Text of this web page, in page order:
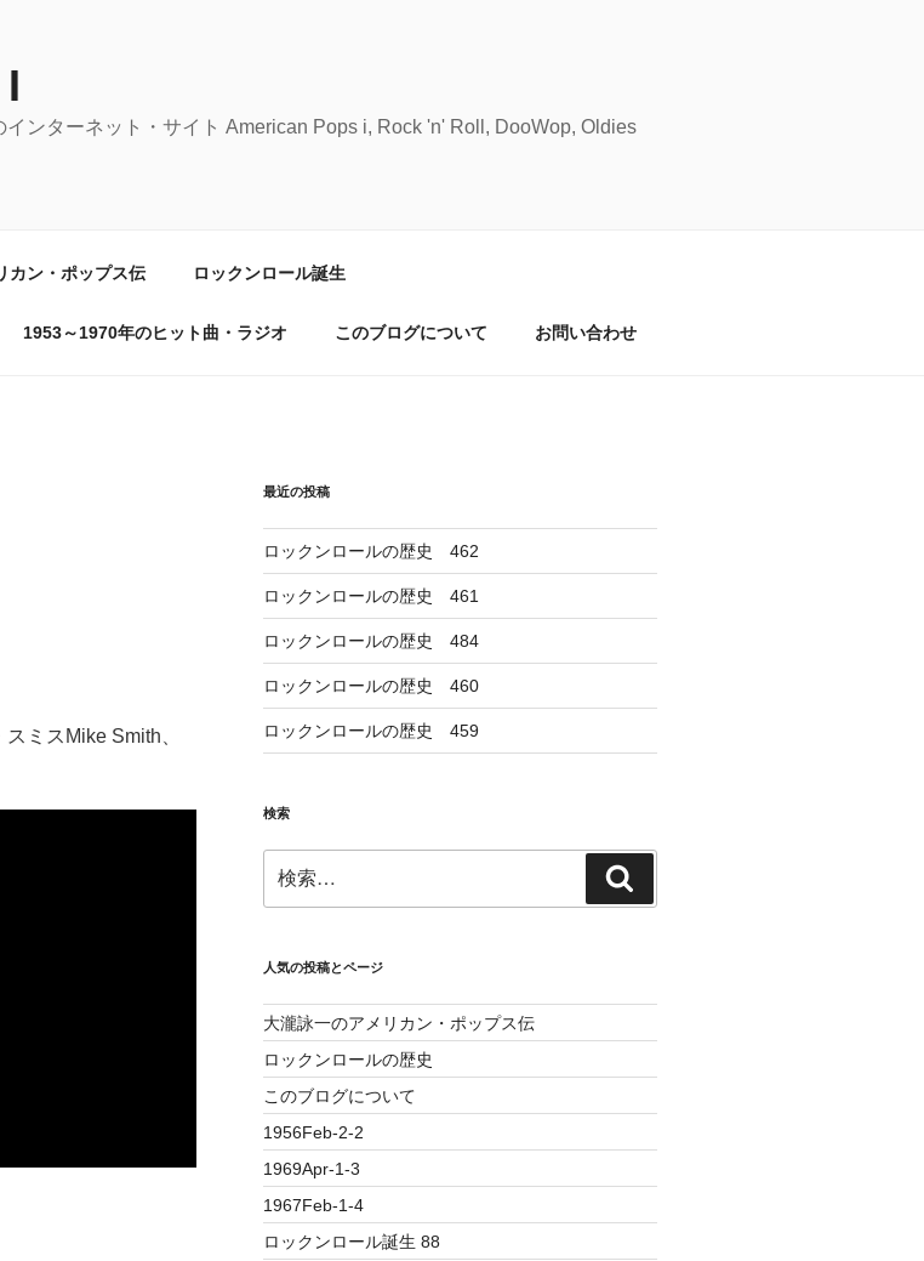
ンターネット・サイト American Pops i, Rock 'n' Roll, DooWop, Oldies
カン・ポップス伝 ロックンロール誕生
1953～1970年のヒット曲・ラジオ このブログについて お問い合わせ
ミスMike Smith、
最近の投稿
ロックンロールの歴史 462
ロックンロールの歴史 461
ロックンロールの歴史 484
ロックンロールの歴史 460
ロックンロールの歴史 459
検索
索:
索
人気の投稿とページ
大瀧詠一のアメリカン・ポップス伝
ロックンロールの歴史
このブログについて
1956Feb-2-2
1969Apr-1-3
1967Feb-1-4
ロックンロール誕生 88